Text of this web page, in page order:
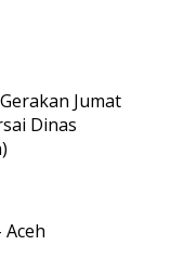
Jumat
Dinas